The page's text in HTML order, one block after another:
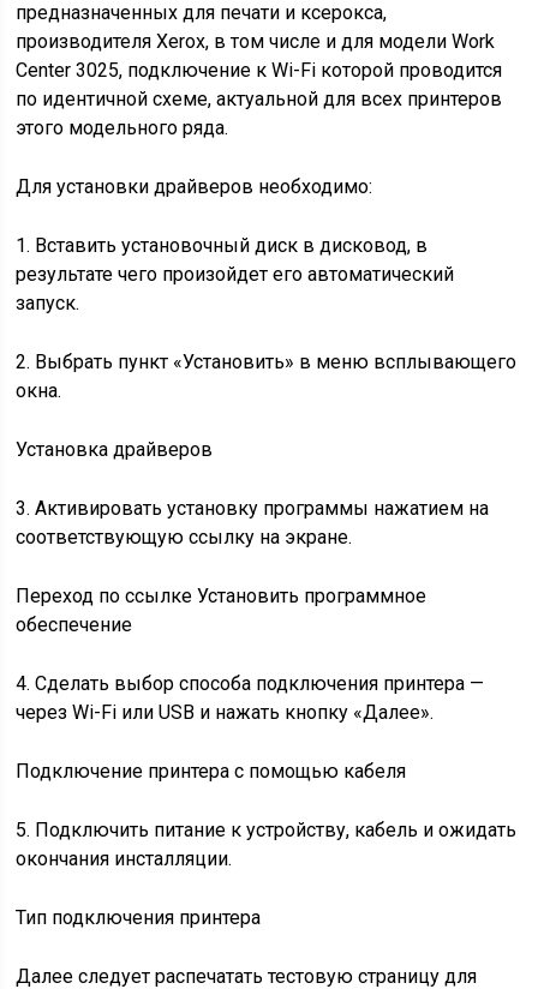
предназначенных для печати и ксерокса,
производителя Xerox, в том числе и для модели Work
Center 3025, подключение к Wi-Fi которой проводится
по идентичной схеме, актуальной для всех принтеров
этого модельного ряда.
Для установки драйверов необходимо:
1. Вставить установочный диск в дисковод, в
результате чего произойдет его автоматический
запуск.
2. Выбрать пункт «Установить» в меню всплывающего
окна.
Установка драйверов
3. Активировать установку программы нажатием на
соответствующую ссылку на экране.
Переход по ссылке Установить программное
обеспечение
4. Сделать выбор способа подключения принтера —
через Wi-Fi или USB и нажать кнопку «Далее».
Подключение принтера с помощью кабеля
5. Подключить питание к устройству, кабель и ожидать
окончания инсталляции.
Тип подключения принтера
Далее следует распечатать тестовую страницу для